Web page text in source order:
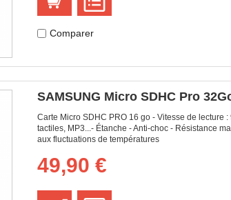
Comparer
SAMSUNG Micro SDHC Pro
Carte Micro SDHC PRO 16 go - Vitesse de lecture
tactiles, MP3...- Étanche - Anti-choc - Résistance
aux fluctuations de températures
49,90 €